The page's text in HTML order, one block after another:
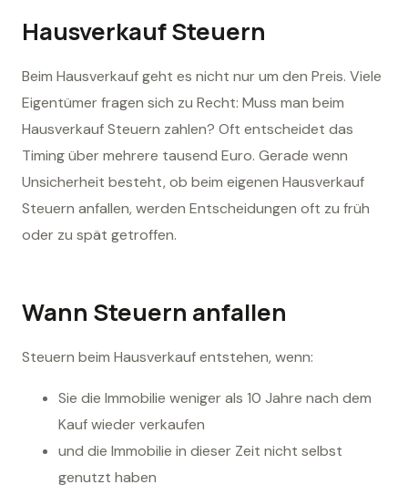
Hausverkauf Steuern
Beim Hausverkauf geht es nicht nur um den Preis. Viele
Eigentümer fragen sich zu Recht: Muss man beim
Hausverkauf Steuern zahlen? Oft entscheidet das
Timing über mehrere tausend Euro. Gerade wenn
Unsicherheit besteht, ob beim eigenen Hausverkauf
Steuern anfallen, werden Entscheidungen oft zu früh
oder zu spät getroffen.
Wann Steuern anfallen
Steuern beim Hausverkauf entstehen, wenn:
Sie die Immobilie weniger als 10 Jahre nach dem
Kauf wieder verkaufen
und die Immobilie in dieser Zeit nicht selbst
genutzt haben